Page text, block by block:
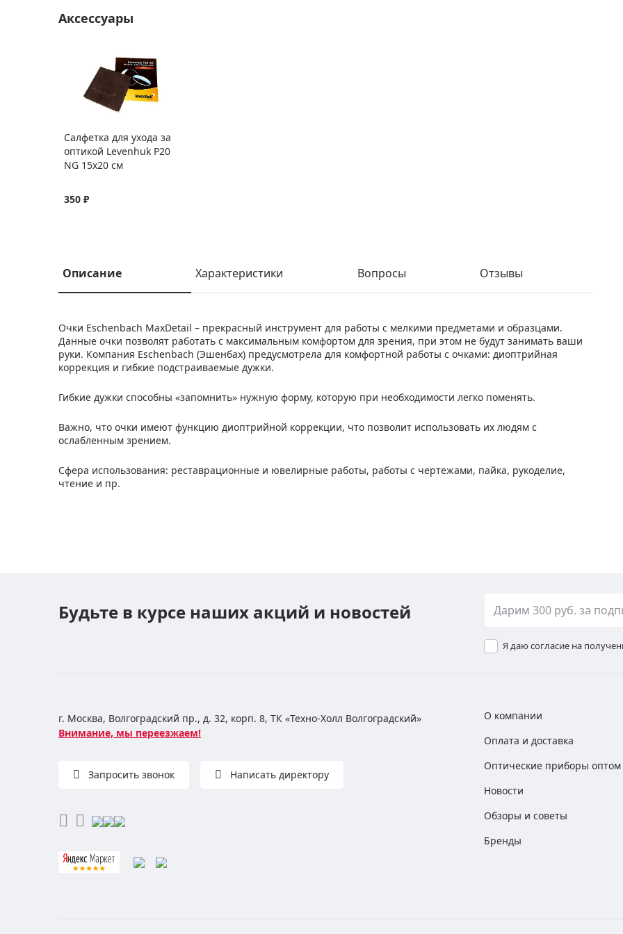
Аксессуары
Салфетка для ухода за
оптикой Levenhuk P20
NG 15x20 см
350 ₽
Описание Характеристики Вопросы Отзывы
Очки Eschenbach MaxDetail – прекрасный инструмент для работы с мелкими предметами и образцами.
Данные очки позволят работать с максимальным комфортом для зрения, при этом не будут занимать ваши
руки. Компания Eschenbach (Эшенбах) предусмотрела для комфортной работы с очками: диоптрийная
коррекция и гибкие подстраиваемые дужки.
Гибкие дужки способны «запомнить» нужную форму, которую при необходимости легко поменять.
Важно, что очки имеют функцию диоптрийной коррекции, что позволит использовать их людям с
ослабленным зрением.
Сфера использования: реставрационные и ювелирные работы, работы с чертежами, пайка, рукоделие,
чтение и пр.
Будьте в курсе наших акций и новостей
Я даю согласие на
г. Москва, Волгоградский пр., д. 32, корп. 8, ТК «Техно-Холл Волгоградский»
Внимание, мы переезжаем!
Запросить звонок Написать директору
О компании
Оплата и доставка
Оптические приборы оптом
Новости
Обзоры и советы
Бренды